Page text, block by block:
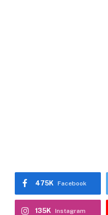
Facebook
475K
Instagram
135K